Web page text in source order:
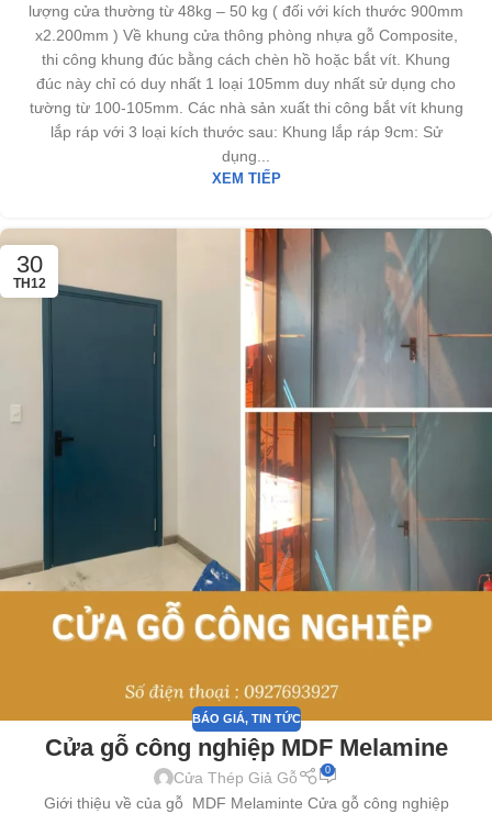
lượng cửa thường từ 48kg – 50 kg ( đối với kích thước 900mm
x2.200mm ) Về khung cửa thông phòng nhựa gỗ Composite,
thi công khung đúc bằng cách chèn hồ hoặc bắt vít. Khung
đúc này chỉ có duy nhất 1 loại 105mm duy nhất sử dụng cho
tường từ 100-105mm. Các nhà sản xuất thi công bắt vít khung
lắp ráp với 3 loại kích thước sau: Khung lắp ráp 9cm: Sử
dụng...
XEM TIẾP
30
TH12
BÁO GIÁ, TIN TỨC
Cửa gỗ công nghiệp MDF Melamine
Cửa Thép Giả Gỗ 0
Giới thiệu về của gỗ MDF Melaminte Cửa gỗ công nghiệp